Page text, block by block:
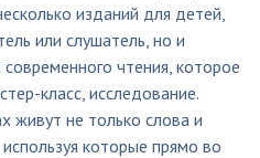
изданий для детей,
или слушатель, но и
чтения, которое
класс, исследование.
живут не только слова и
которые прямо во